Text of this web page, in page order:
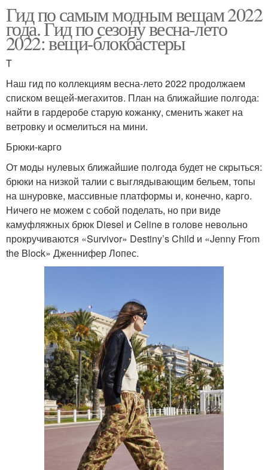
Гид по самым модным вещам 2022
года. Гид по сезону весна-лето
2022: вещи-блокбастеры
T
Наш гид по коллекциям весна-лето 2022 продолжаем
списком вещей-мегахитов. План на ближайшие полгода:
найти в гардеробе старую кожанку, сменить жакет на
ветровку и осмелиться на мини.
Брюки-карго
От моды нулевых ближайшие полгода будет не скрыться:
брюки на низкой талии с выглядывающим бельем, топы
на шнуровке, массивные платформы и, конечно, карго.
Ничего не можем с собой поделать, но при виде
камуфляжных брюк Diesel и Celine в голове невольно
прокручиваются «Survivor» Destiny’s Child и «Jenny From
the Block» Дженнифер Лопес.